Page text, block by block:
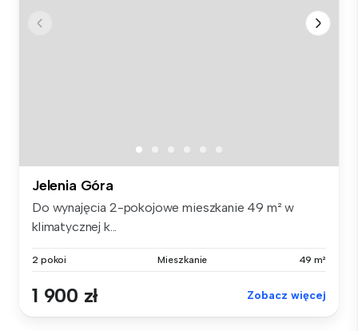
Jelenia Góra
Do wynajęcia 2-pokojowe mieszkanie 49 m² w
klimatycznej k...
2 pokoi Mieszkanie 49 m²
1 900 zł Zobacz więcej